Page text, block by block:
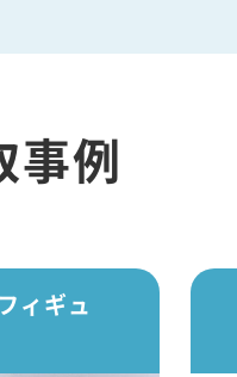
事例
ィギュ